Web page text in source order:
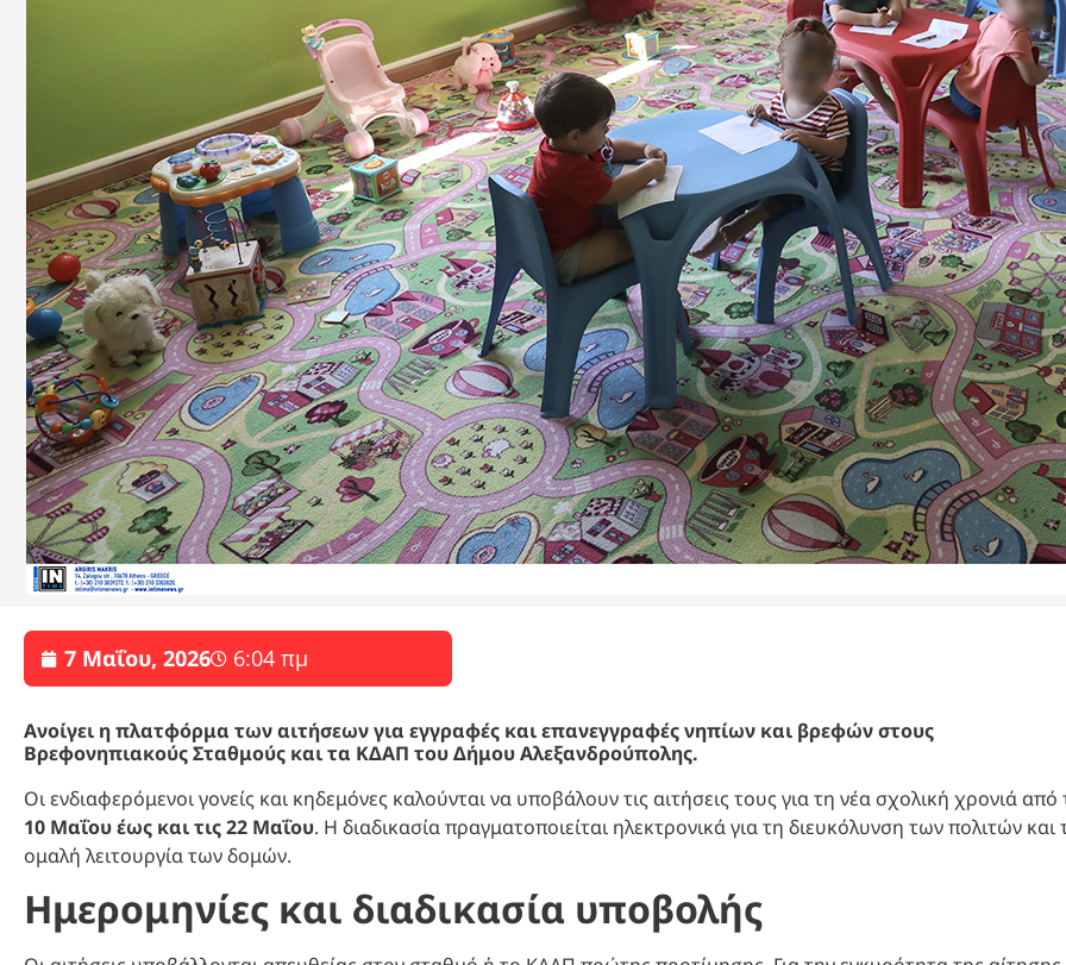
7 Μαΐου, 2026 6:04 πμ
Ανοίγει η πλατφόρμα των αιτήσεων για εγγραφές και επανεγγραφές νηπίων και βρεφών στους
Βρεφονηπιακούς Σταθμούς και τα ΚΔΑΠ του Δήμου Αλεξανδρούπολης.
Οι ενδιαφερόμενοι γονείς και κηδεμόνες καλούνται να υποβάλουν τις αιτήσεις τους για τη νέα σχολική χρονιά από
10 Μαΐου έως και τις 22 Μαΐου. Η διαδικασία πραγματοποιείται ηλεκτρονικά για τη διευκόλυνση των πολιτών και
ομαλή λειτουργία των δομών.
Ημερομηνίες και διαδικασία υποβολής